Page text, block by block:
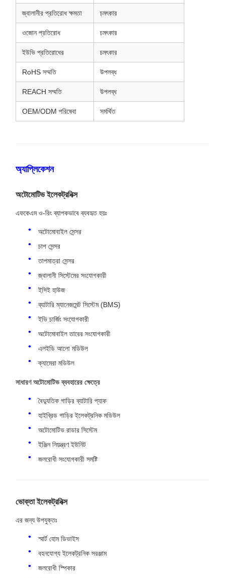
জ্বালানীর প্রতিরোধ ক্ষমতা চমৎকার
ওজোন প্রতিরোধ চমৎকার
ইউভি প্রতিরোধের চমৎকার
RoHS সম্মতি উপলব্ধ
REACH সম্মতি উপলব্ধ
OEM/ODM পরিষেবা সমর্থিত
অ্যাপ্লিকেশন
অটোমোটিভ ইলেকট্রনিক্স
এফকেএম ও-রিং ব্যাপকভাবে ব্যবহৃত হয়ঃ
অটোমোবাইল সেন্সর
চাপ সেন্সর
তাপমাত্রা সেন্সর
জ্বালানী সিস্টেমের সংযোগকারী
ইসিই হাউজ
ব্যাটারি ম্যানেজমেন্ট সিস্টেম (BMS)
ইভি চার্জিং সংযোগকারী
অটোমোবাইল তারের সংযোগকারী
এলইডি আলো মডিউল
ক্যামেরা মডিউল
সাধারণ অটোমোটিভ ব্যবহারের ক্ষেত্রে
বৈদ্যুতিক গাড়ির ব্যাটারি প্যাক
হাইব্রিড গাড়ির ইলেকট্রনিক মডিউল
অটোমোটিভ রাডার সিস্টেম
ইঞ্জিন নিয়ন্ত্রণ ইউনিট
জলরোধী সংযোগকারী সমষ্টি
ভোক্তা ইলেকট্রনিক্স
এর জন্য উপযুক্তঃ
স্মার্ট হোম ডিভাইস
বহনযোগ্য ইলেকট্রনিক সরঞ্জাম
জলরোধী স্পিকার